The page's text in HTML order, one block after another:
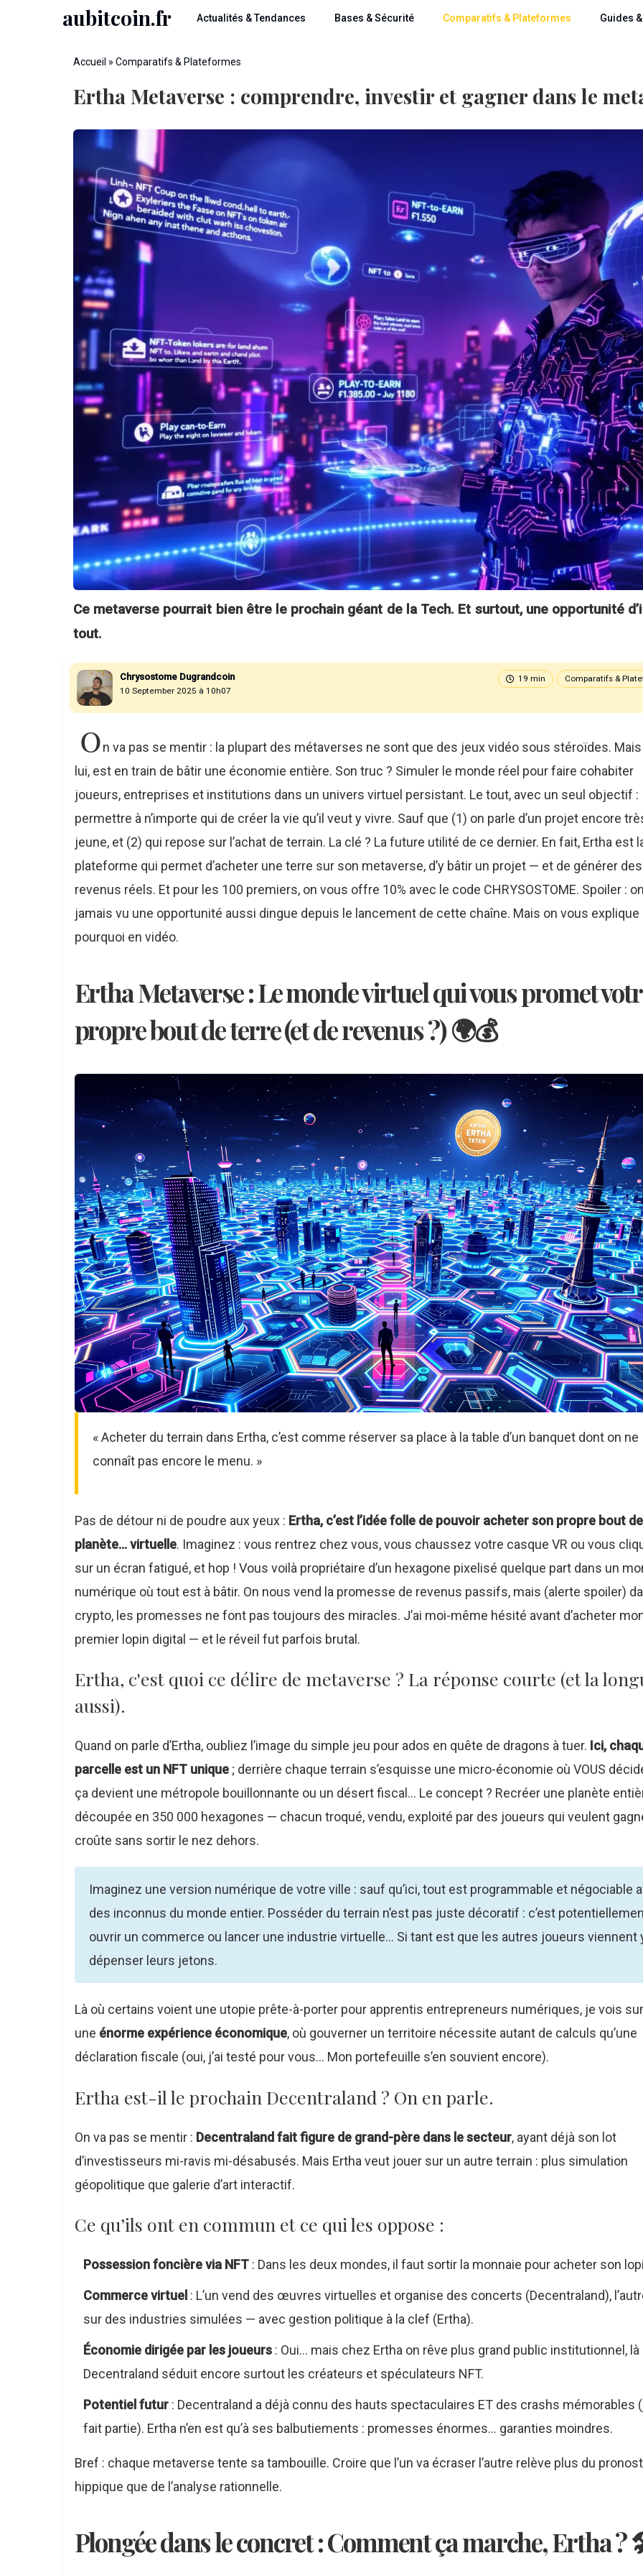
aubitcoin.fr Actualités & Tendances Bases & Sécurité Comparatifs & Plateformes Guides
You
here
Accueil » Comparatifs & Plateformes
Ertha Metaverse : comprendre, investir et gagner dans le
Ce metaverse pourrait bien être le prochain géant de la Tech. Et surtout, une opportunité
tout.
19 min Comparatifs &
Chrysostome Dugrandcoin
10 September 2025 à 10h07
On va pas se mentir : la plupart des métaverses ne sont que des jeux vidéo sous stéroïdes. Mais
lui, est en train de bâtir une économie entière. Son truc ? Simuler le monde réel pour faire cohabiter
joueurs, entreprises et institutions dans un univers virtuel persistant. Le tout, avec un seul objectif :
permettre à n’importe qui de créer la vie qu’il veut y vivre. Sauf que (1) on parle d’un projet encore
jeune, et (2) qui repose sur l’achat de terrain. La clé ? La future utilité de ce dernier. En fait, Ertha est
plateforme qui permet d’acheter une terre sur son metaverse, d’y bâtir un projet — et de générer des
revenus réels. Et pour les 100 premiers, on vous offre 10% avec le code CHRYSOSTOME. Spoiler : on
jamais vu une opportunité aussi dingue depuis le lancement de cette chaîne. Mais on vous explique
pourquoi en vidéo.
Ertha Metaverse : Le monde virtuel qui vous promet
propre bout de terre (et de revenus ?) 🌍💰
« Acheter du terrain dans Ertha, c’est comme réserver sa place à la table d’un banquet dont on ne
connaît pas encore le menu. »
Pas de détour ni de poudre aux yeux : Ertha, c’est l’idée folle de pouvoir acheter son propre bout de
planète... virtuelle. Imaginez : vous rentrez chez vous, vous chaussez votre casque VR ou vous
sur un écran fatigué, et hop ! Vous voilà propriétaire d’un hexagone pixelisé quelque part dans un
numérique où tout est à bâtir. On nous vend la promesse de revenus passifs, mais (alerte spoiler)
crypto, les promesses ne font pas toujours des miracles. J’ai moi-même hésité avant d’acheter
premier lopin digital — et le réveil fut parfois brutal.
Ertha, c'est quoi ce délire de metaverse ? La réponse courte (et la
aussi).
Quand on parle d’Ertha, oubliez l’image du simple jeu pour ados en quête de dragons à tuer. Ici,
parcelle est un NFT unique; derrière chaque terrain s’esquisse une micro-économie où VOUS
ça devient une métropole bouillonnante ou un désert fiscal... Le concept ? Recréer une planète
découpée en 350 000 hexagones — chacun troqué, vendu, exploité par des joueurs qui veulent
croûte sans sortir le nez dehors.
Imaginez une version numérique de votre ville : sauf qu’ici, tout est programmable et négociable
des inconnus du monde entier. Posséder du terrain n’est pas juste décoratif : c’est
ouvrir un commerce ou lancer une industrie virtuelle... Si tant est que les autres joueurs viennent
dépenser leurs jetons.
Là où certains voient une utopie prête-à-porter pour apprentis entrepreneurs numériques, je vois
une énorme expérience économique, où gouverner un territoire nécessite autant de calculs qu’une
déclaration fiscale (oui, j’ai testé pour vous... Mon portefeuille s’en souvient encore).
Ertha est-il le prochain Decentraland ? On en parle.
On va pas se mentir : Decentraland fait figure de grand-père dans le secteur, ayant déjà son lot
d’investisseurs mi-ravis mi-désabusés. Mais Ertha veut jouer sur un autre terrain : plus simulation
géopolitique que galerie d’art interactif.
Ce qu’ils ont en commun et ce qui les oppose :
Possession foncière via NFT : Dans les deux mondes, il faut sortir la monnaie pour acheter son
Commerce virtuel : L’un vend des œuvres virtuelles et organise des concerts (Decentraland),
sur des industries simulées — avec gestion politique à la clef (Ertha).
Économie dirigée par les joueurs : Oui… mais chez Ertha on rêve plus grand public institutionnel, là
Decentraland séduit encore surtout les créateurs et spéculateurs NFT.
Potentiel futur : Decentraland a déjà connu des hauts spectaculaires ET des crashs mémorables
fait partie). Ertha n’en est qu’à ses balbutiements : promesses énormes... garanties moindres.
Bref : chaque metaverse tente sa tambouille. Croire que l’un va écraser l’autre relève plus du
hippique que de l’analyse rationnelle.
Plongée dans le concret : Comment ça marche, Ertha ?